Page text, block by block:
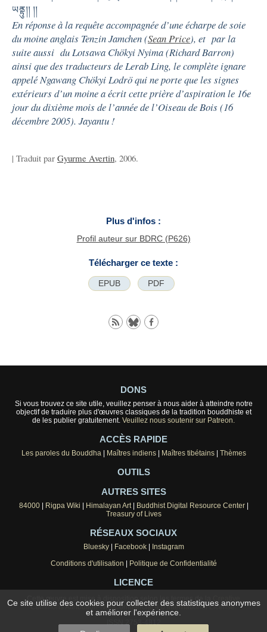
ཡནྟུ།། །།
En réponse à la requête accompagnée d’une écharpe de soie
du moine anglais Tenzin Jamchen (Sean Price), et par la
suite aussi du Lotsawa Chökyi Nyima (Richard Barron)
ainsi que des traducteurs de Lerab Ling, le complète ignare
appelé Ngawang Chökyi Lodrö qui ne porte que les signes
extérieurs d’un moine a écrit cette prière d’aspiration le 16e
jour du dixième mois de l’année de l’Oiseau de Bois (16
décembre 2005). Jayantu !
| Traduit par Gyurme Avertin, 2006.
Plus d'infos :
Profil auteur sur BDRC (P626)
Télécharger ce texte :
EPUB PDF
DONS
Si vous trouvez ce site utile, veuillez penser à nous aider à atteindre notre
objectif de traduire plus d'œuvres classiques de la tradition bouddhiste et
de les publier gratuitement. Veuillez nous soutenir sur Patreon.
ACCÈS RAPIDE
Les paroles du Bouddha| Maîtres indiens| Maîtres tibétains| Thèmes
OUTILS
AUTRES SITES
84000| Rigpa Wiki Himalayan Art| Buddhist Digital Resource Center|
Treasury of Lives
RÉSEAUX SOCIAUX
Bluesky| Facebook|
Instagram
Conditions d'utilisation
Politique de Confidentialité
LICENCE
Cette œuvre est mise à disposition selon les termes de la
Commons Attribution-NonCommercial 4.0 International License.
ISSN 2753-4812
Ce site utilise des cookies pour collecter des statistiques anonymes
et améliorer l'expérience.